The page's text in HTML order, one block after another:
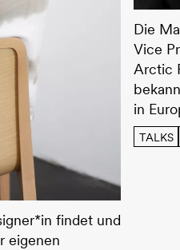
findet und
eigenen
Die
Vice
Arctic
in
TALKS